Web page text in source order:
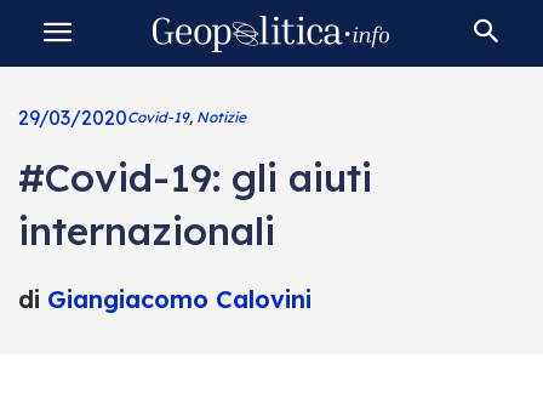
29/03/2020Covid-19, Notizie
#Covid-19: gli aiuti
internazionali
di Giangiacomo Calovini